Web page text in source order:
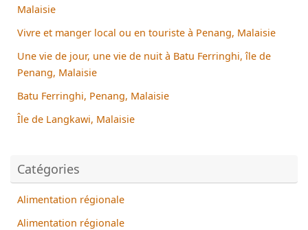
Malaisie
Vivre et manger local ou en touriste à Penang, Malaisie
Une vie de jour, une vie de nuit à Batu Ferringhi, île de
Penang, Malaisie
Batu Ferringhi, Penang, Malaisie
Île de Langkawi, Malaisie
Catégories
Alimentation régionale
Alimentation régionale